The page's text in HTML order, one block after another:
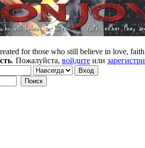
for those who still believe in love,
. Пожалуйста, войдите или